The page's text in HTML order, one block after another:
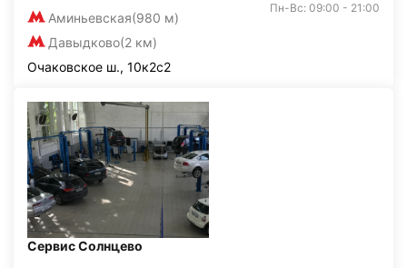
Аминьевская(980 м)
Давыдково(2 км)
Пн-Вс: 09:00 - 21:00
Очаковское ш., 10к2с2
Сервис Солнцево